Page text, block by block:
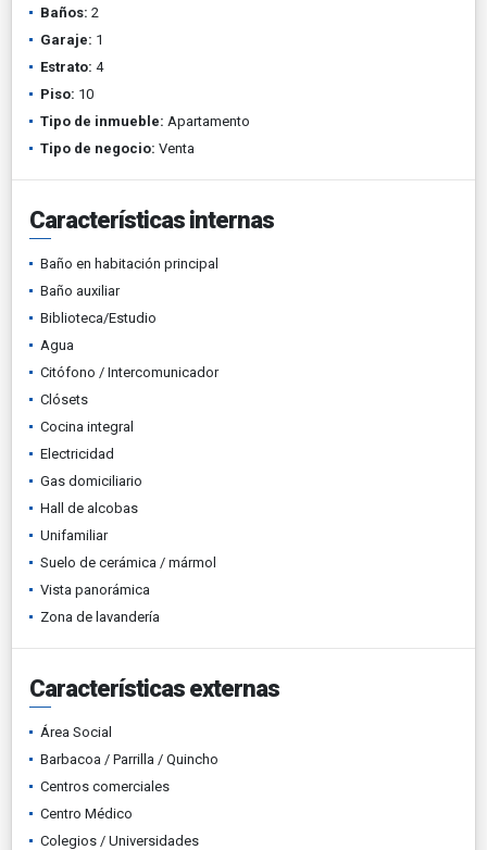
Baños: 2
Garaje: 1
Estrato: 4
Piso: 10
Tipo de inmueble: Apartamento
Tipo de negocio: Venta
Características internas
Baño en habitación principal
Baño auxiliar
Biblioteca/Estudio
Agua
Citófono / Intercomunicador
Clósets
Cocina integral
Electricidad
Gas domiciliario
Hall de alcobas
Unifamiliar
Suelo de cerámica / mármol
Vista panorámica
Zona de lavandería
Características externas
Área Social
Barbacoa / Parrilla / Quincho
Centros comerciales
Centro Médico
Colegios / Universidades